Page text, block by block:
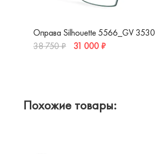
Оправа Silhouette 5566_GV 3530
38 750 ₽
31 000 ₽
Похожие товары: